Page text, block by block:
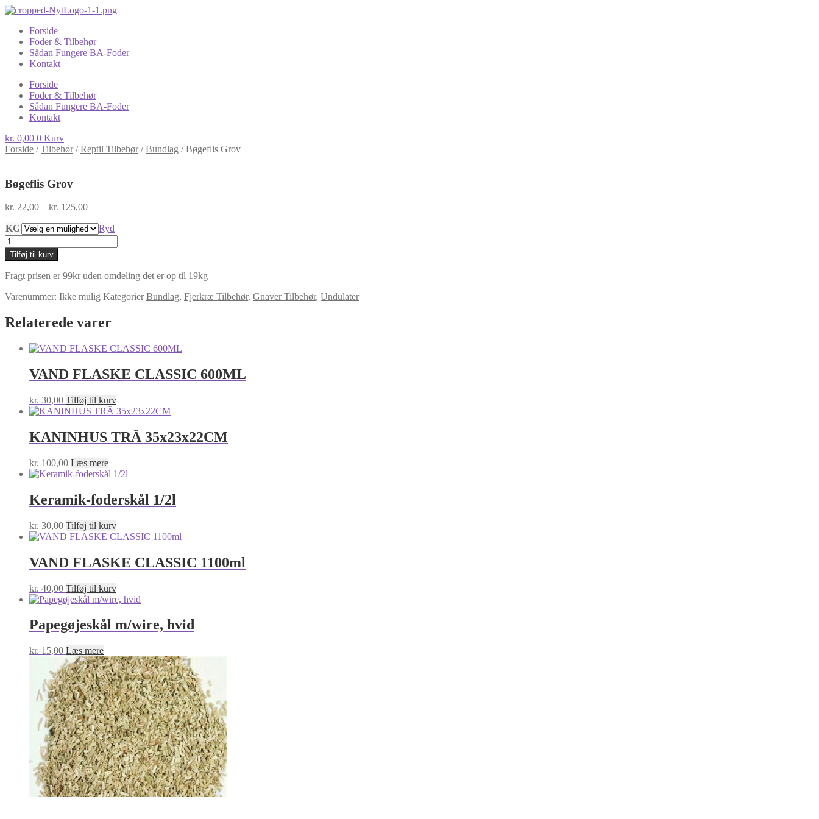
Forside
Foder & Tilbehør
Sådan Fungere BA-Foder
Kontakt
Forside
Foder & Tilbehør
Sådan Fungere BA-Foder
Kontakt
kr. 0,00 0 Kurv
Forside /Tilbehør/Reptil Tilbehør/Bundlag /Bøgeflis Grov
Bøgeflis Grov
kr. 22,00 – kr. 125,00Prisinterval:
til
kr. 125,00
KG
Ryd
Bøgeflis
Grov
antal
Tilføj til kurv
Fragt prisen er 99kr uden omdeling det er op til 19kg
Varenummer: Ikke mulig Kategorier Bundlag, Fjerkræ Tilbehør, Gnaver Tilbehør, Undulater
Relaterede varer
VAND FLASKE CLASSIC 600ML
kr. 30,00 Tilføj til kurv
KANINHUS TRÄ 35x23x22CM
kr. 100,00 Læs mere
Keramik-foderskål 1/2l
kr. 30,00 Tilføj til kurv
VAND FLASKE CLASSIC 1100ml
kr. 40,00 Tilføj til kurv
Papegøjeskål m/wire, hvid
kr. 15,00 Læs mere